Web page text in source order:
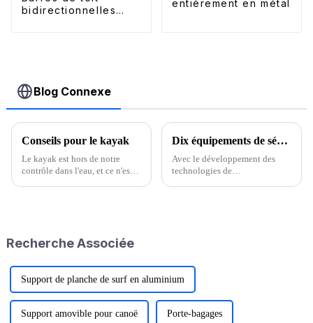
bidirectionnelles
entièrement en métal
Blog Connexe
Conseils pour le kayak
Le kayak est hors de notre
contrôle dans l'eau, et ce n'est
surface de certains cuirs
Dix équipements de sécurité essentiels dans votre plan de camping
Avec le développement des
technologies de
Recherche Associée
Support de planche de surf en aluminium
Support amovible pour canoë Porte-bagages